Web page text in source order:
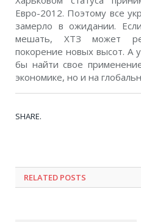
Евро-2012. Поэтому все
замерло в ожидании.
мешать, ХТЗ может
покорение новых высот. А
бы найти свое
экономике, но и на
SHARE.
RELATED POSTS